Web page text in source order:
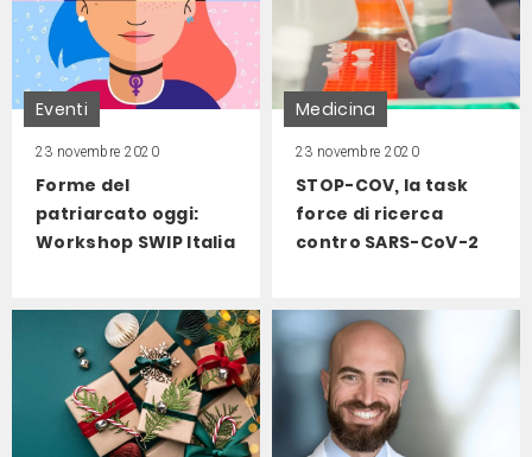
Eventi
23 novembre 2020
Forme del
patriarcato oggi:
Workshop SWIP Italia
Medicina
23 novembre 2020
STOP-COV, la task
force di ricerca
contro SARS-CoV-2